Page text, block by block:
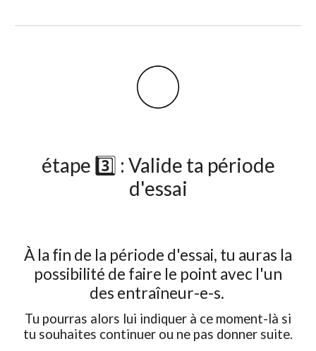
étape 3️⃣ : Valide ta période
d'essai
À la fin de la période d'essai, tu auras la
possibilité de faire le point avec l'un
des entraîneur-e-s.
Tu pourras alors lui indiquer à ce moment-là si
tu souhaites continuer ou ne pas donner suite.